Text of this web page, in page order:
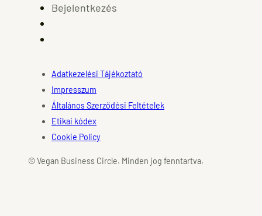
Bejelentkezés
© Vegan Business Circle. Minden jog fenntartva.
Adatkezelési Tájékoztató
Impresszum
Általános Szerződési Feltételek
Etikai kódex
Cookie Policy